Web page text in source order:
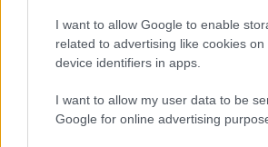
I want to allow Google to enable
related to advertising like cookies on
device identifiers in apps.
I want to allow my user data to be
Google for online advertising
A gumipántokat rögzítsétek egy
kivágott laphoz, majd erre